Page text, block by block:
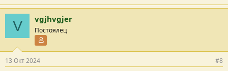
V vgjhvgjer
Постоялец
13 Окт 2024 #8